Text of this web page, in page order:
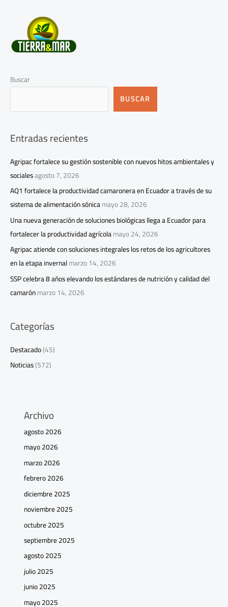
Buscar
BUSCAR
Entradas recientes
Agripac fortalece su gestión sostenible con nuevos hitos ambientales y
socialesagosto 7, 2026
AQ1 fortalece la productividad camaronera en Ecuador a través de su
sistema de alimentación sónicamayo 28, 2026
Una nueva generación de soluciones biológicas llega a Ecuador para
fortalecer la productividad agrícolamayo 24, 2026
Agripac atiende con soluciones integrales los retos de los agricultores
en la etapa invernalmarzo 14, 2026
SSP celebra 8 años elevando los estándares de nutrición y calidad del
camarónmarzo 14, 2026
Categorías
Destacado(45)
Noticias(572)
Archivo
agosto 2026
mayo 2026
marzo 2026
febrero 2026
diciembre 2025
noviembre 2025
octubre 2025
septiembre 2025
agosto 2025
julio 2025
junio 2025
mayo 2025